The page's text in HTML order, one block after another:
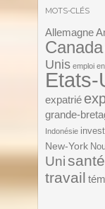
MOTS-CLÉS
Allemagne
Canada
Unis emploi
Etats-
expatrié
grande-
Indonésie
New-York
Unisanté
travail